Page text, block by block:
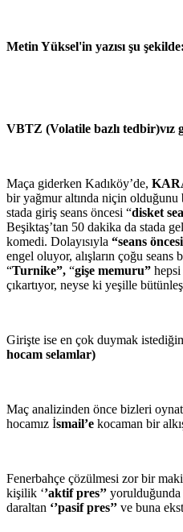
Metin Yüksel'in yazısı şu şekilde:
VBTZ (Volatile bazlı tedbir)vız
Maça giderken Kadıköy’de,
bir yağmur altında niçin
stada giriş seans öncesi “disket
Beşiktaş’tan 50 dakika da stada
komedi. Dolayısıyla “seans
engel oluyor, alışların çoğu seans
“Turnike”, “gişe memuru”
çıkartıyor, neyse ki yeşille
Girişte ise en çok duymak
hocam selamlar)
Maç analizinden önce bizleri
hocamız İsmail’e kocaman bir
Fenerbahçe çözülmesi zor bir
kişilik ‘’aktif pres’’ yorulduğunda
daraltan ‘’pasif pres’’ ve buna